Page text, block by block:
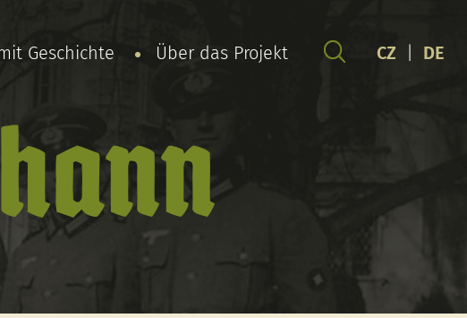
Geschichte Über das Projekt CZ DE